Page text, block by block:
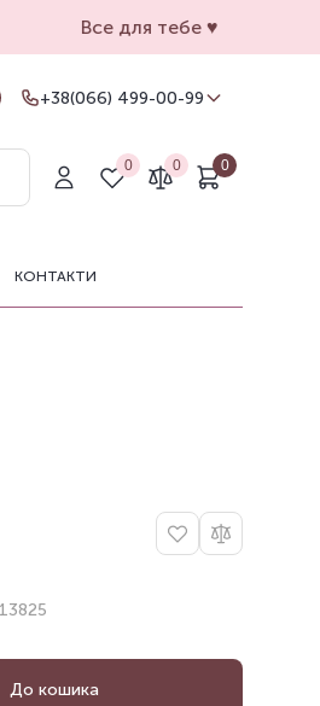
Все для тебе ♥️
+38(066) 499-00-99
Для замовлень на сайті
+38(099) 069-90-00
Магазин Харків
Оформлення замовлень на сайті
0 0 0
КОНТАКТИ
До кошика